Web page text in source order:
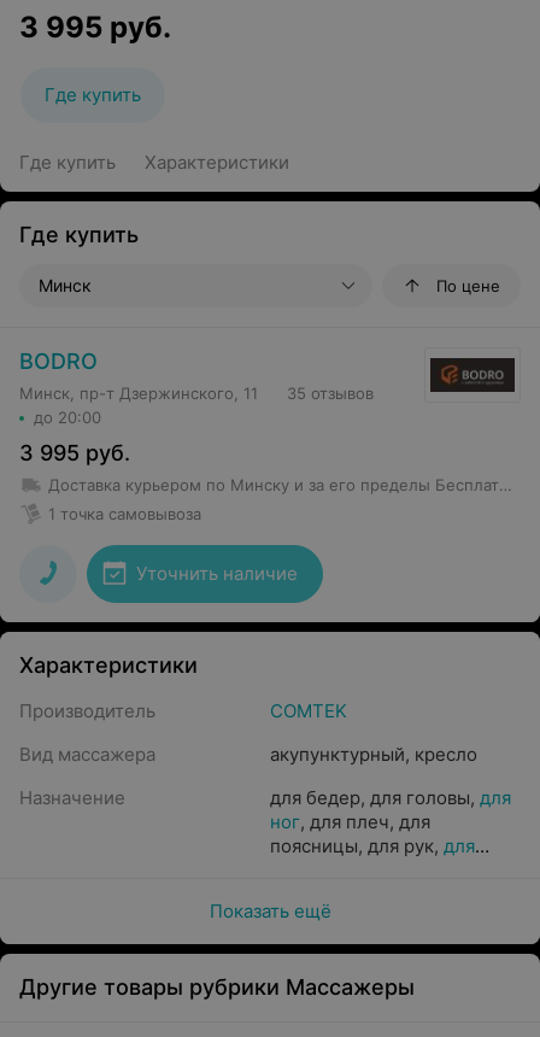
3 995 руб.
Где купить
Где купить Характеристики
Где купить
Минск По цене
BODRO
Минск, пр-т Дзержинского, 11
до 20:00
35 отзывов
3 995 руб.
Доставка курьером по Минску и за его пределы Бесплатная доставка от 100 руб.
1 точка самовывоза
Уточнить наличие
Характеристики
Производитель
COMTEK
Вид массажера
акупунктурный, кресло
Назначение
для бедер, для головы, для
ног, для плеч, для
поясницы, для рук, для
Показать ещё
Другие товары рубрики Массажеры